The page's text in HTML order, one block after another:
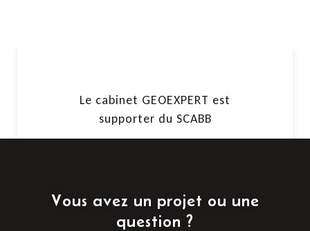
Le cabinet GEOEXPERT est
supporter du SCABB
Vous avez un projet ou une
question ?